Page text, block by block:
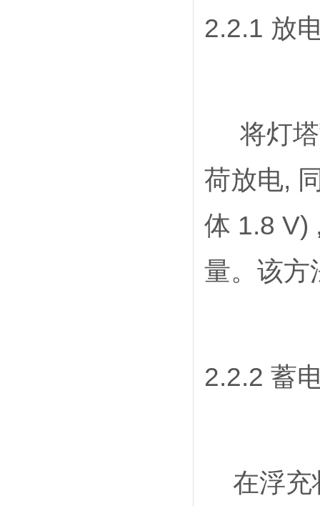
2.2.1 放
将灯塔
荷放电,
体 1.8 V)
量。该方
2.2.2 蓄
在浮充